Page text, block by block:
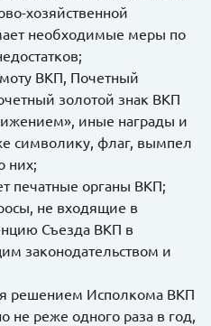
хозяйственной
необходимые меры по
ВКП, Почетный
золотой знак ВКП
иные награды и
символику, флаг, вымпел
них;
печатные органы ВКП;
не входящие в
Съезда ВКП в
законодательством и
решением Исполкома ВКП
не реже одного раза в год,